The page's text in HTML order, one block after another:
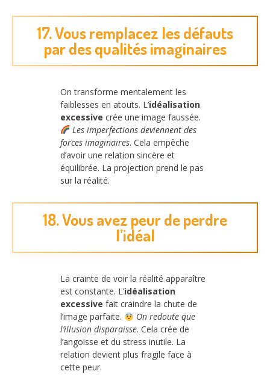
17. Vous remplacez les défauts
par des qualités imaginaires
On transforme mentalement les
faiblesses en atouts. L’idéalisation
excessive crée une image faussée.
Les imperfections deviennent des
forces imaginaires. Cela empêche
d’avoir une relation sincère et
équilibrée. La projection prend le pas
sur la réalité.
18. Vous avez peur de perdre
l’idéal
La crainte de voir la réalité apparaître
est constante. L’idéalisation
excessive fait craindre la chute de
l’image parfaite.
On redoute que
l’illusion disparaisse. Cela crée de
l’angoisse et du stress inutile. La
relation devient plus fragile face à
cette peur.